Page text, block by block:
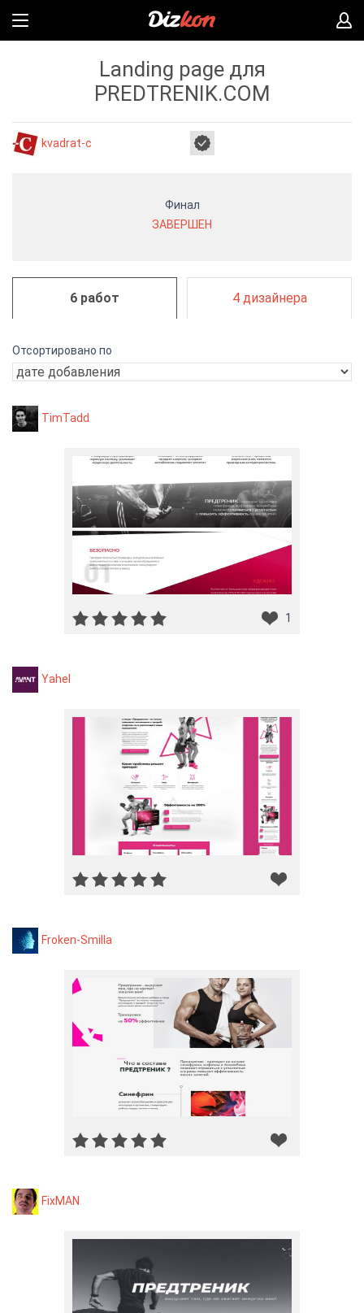
Landing page для
PREDTRENIK.COM
kvadrat-c
Финал
ЗАВЕРШЕН
6 работ 4 дизайнера
Отсортировано по
TimTadd
1
Yahel
Froken-Smilla
FixMAN